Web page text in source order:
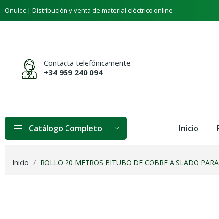
to
All
One
screen
Onulec | Distribución y venta de material eléctrico online
Contacta telefónicamente
+34 959 240 094
Catálogo Completo Inicio
Inicio ROLLO 20 METROS BITUBO DE COBRE AISLADO